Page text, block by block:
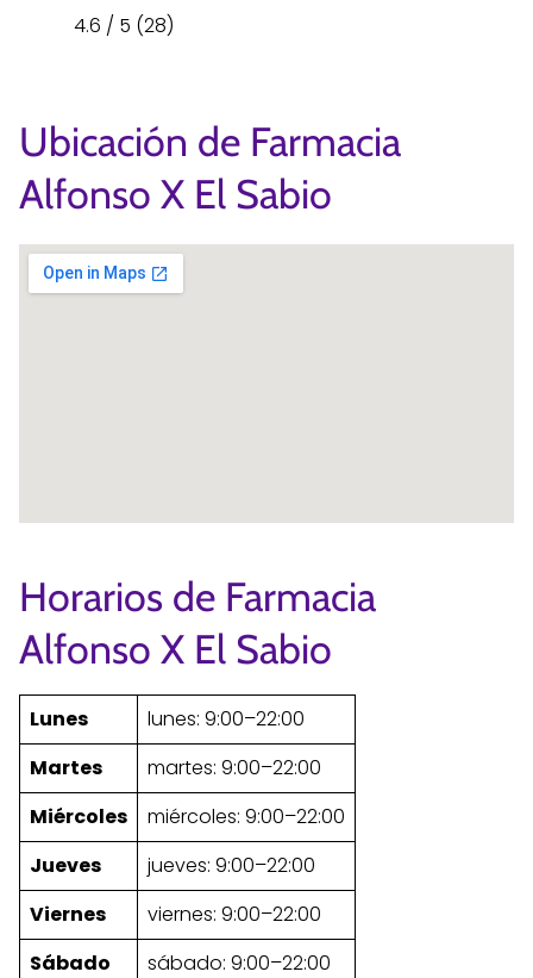
4.6 / 5 (28)
Ubicación de Farmacia
Alfonso X El Sabio
Horarios de Farmacia
Alfonso X El Sabio
Lunes
lunes: 9:00–22:00
Martes
martes: 9:00–22:00
Miércoles
miércoles: 9:00–22:00
Jueves
jueves: 9:00–22:00
Viernes
viernes: 9:00–22:00
Sábado
sábado: 9:00–22:00